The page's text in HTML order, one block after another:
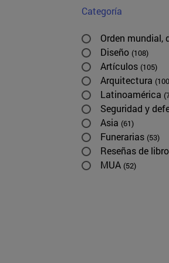
Categoría
Orden mundial,
Diseño (108)
Artículos (105)
Arquitectura
Latinoamérica
Seguridad y
Asia (61)
Funerarias (53)
Reseñas de
MUA (52)